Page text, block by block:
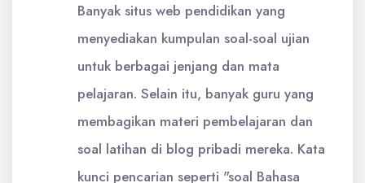
Banyak situs web pendidikan yang
menyediakan kumpulan soal-soal ujian
untuk berbagai jenjang dan mata
pelajaran. Selain itu, banyak guru yang
membagikan materi pembelajaran dan
soal latihan di blog pribadi mereka. Kata
kunci pencarian seperti "soal Bahasa